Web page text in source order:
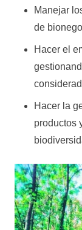
Manejar
de
Hacer el
Hacer la
productos